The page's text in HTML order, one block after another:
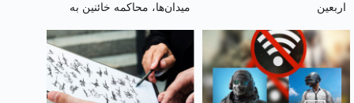
اربعین
میدان‌ها، محاکمه خائنین به